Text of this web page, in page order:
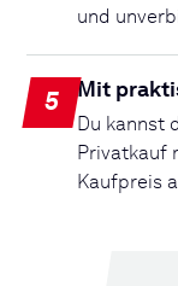
und
5 Mit
Du kannst
Privatkauf
Kaufpreis